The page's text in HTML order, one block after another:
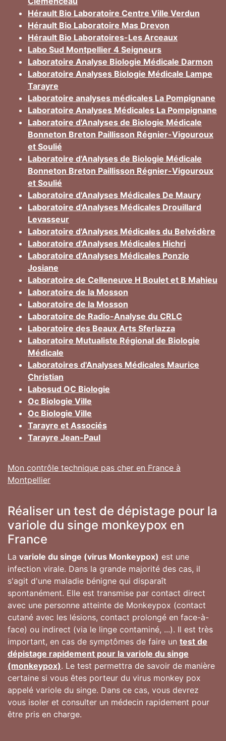
Hérault Bio Laboratoire Centre Ville Verdun
Hérault Bio Laboratoire Mas Drevon
Hérault Bio Laboratoires-Les Arceaux
Labo Sud Montpellier 4 Seigneurs
Laboratoire Analyse Biologie Médicale Darmon
Laboratoire Analyses Biologie Médicale Lampe
Tarayre
Laboratoire analyses médicales La Pompignane
Laboratoire Analyses Médicales La Pompignane
Laboratoire d'Analyses de Biologie Médicale
Bonneton Breton Paillisson Régnier-Vigouroux
et Soulié
Laboratoire d'Analyses de Biologie Médicale
Bonneton Breton Paillisson Régnier-Vigouroux
et Soulié
Laboratoire d'Analyses Médicales De Maury
Laboratoire d'Analyses Médicales Drouillard
Levasseur
Laboratoire d'Analyses Médicales du Belvédère
Laboratoire d'Analyses Médicales Hichri
Laboratoire d'Analyses Médicales Ponzio
Josiane
Laboratoire de Celleneuve H Boulet et B Mahieu
Laboratoire de la Mosson
Laboratoire de la Mosson
Laboratoire de Radio-Analyse du CRLC
Laboratoire des Beaux Arts Sferlazza
Laboratoire Mutualiste Régional de Biologie
Médicale
Laboratoires d'Analyses Médicales Maurice
Christian
Labosud OC Biologie
Oc Biologie Ville
Oc Biologie Ville
Tarayre et Associés
Tarayre Jean-Paul
Mon contrôle technique pas cher en France à
Montpellier
Réaliser un test de dépistage pour la
variole du singe monkeypox en
France
La variole du singe (virus Monkeypox) est une
infection virale. Dans la grande majorité des cas, il
s'agit d'une maladie bénigne qui disparaît
spontanément. Elle est transmise par contact direct
avec une personne atteinte de Monkeypox (contact
cutané avec les lésions, contact prolongé en face-à-
face) ou indirect (via le linge contaminé, ...). Il est très
important, en cas de symptômes de faire un test de
dépistage rapidement pour la variole du singe
(monkeypox). Le test permettra de savoir de manière
certaine si vous êtes porteur du virus monkey pox
appelé variole du singe. Dans ce cas, vous devrez
vous isoler et consulter un médecin rapidement pour
être pris en charge.